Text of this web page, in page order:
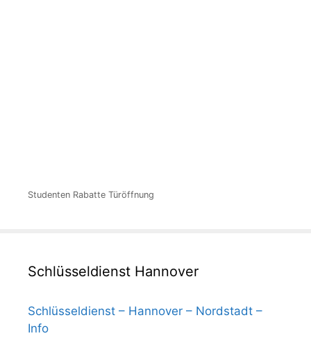
Studenten Rabatte Türöffnung
Schlüsseldienst Hannover
Schlüsseldienst – Hannover – Nordstadt –
Info